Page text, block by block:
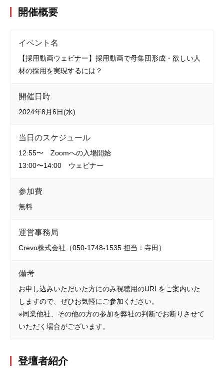
開催概要
イベント名
【採用動画ウェビナー】採用動画で母集団形成・欲しい人
材の採用を実現するには？
開催日時
2024年8月6日(水)
当日のスケジュール
12:55〜 Zoomへの入場開始
13:00〜14:00 ウェビナー
参加費
無料
運営事務局
Crevo株式会社（050-1748-1535 担当：寺田）
備考
お申し込みいただいた方にのみ視聴用のURLをご案内いた
しますので、ぜひお気軽にご参加ください。
※同業他社、その他の方の参加を弊社の判断でお断りさせて
いただく場合がございます。
登壇者紹介